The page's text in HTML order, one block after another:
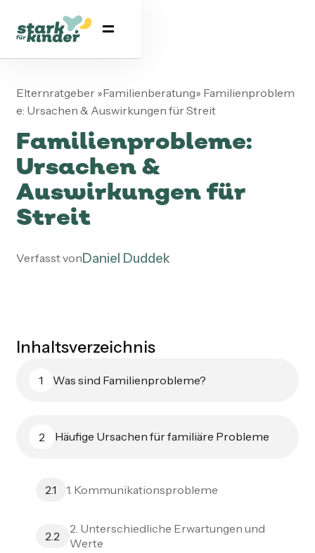
Elternratgeber »Familienberatung» Familienproblem
e: Ursachen & Auswirkungen für Streit
Familienprobleme:
Ursachen &
Auswirkungen für
Streit
Verfasst vonDaniel Duddek
Inhaltsverzeichnis
1 Was sind Familienprobleme?
2 Häufige Ursachen für familiäre Probleme
2.1 1. Kommunikationsprobleme
2.2
2. Unterschiedliche Erwartungen und
Werte